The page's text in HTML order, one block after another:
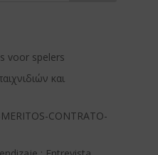
voor spelers
και
CONTRATO-